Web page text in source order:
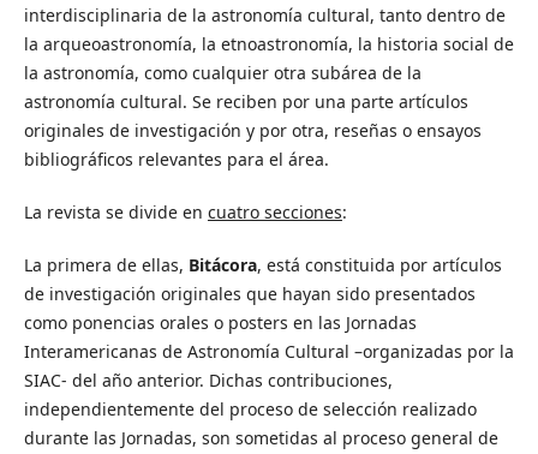
interdisciplinaria de la astronomía cultural, tanto dentro de
la arqueoastronomía, la etnoastronomía, la historia social de
la astronomía, como cualquier otra subárea de la
astronomía cultural. Se reciben por una parte artículos
originales de investigación y por otra, reseñas o ensayos
bibliográficos relevantes para el área.
La revista se divide en cuatro secciones:
La primera de ellas, Bitácora, está constituida por artículos
de investigación originales que hayan sido presentados
como ponencias orales o posters en las Jornadas
Interamericanas de Astronomía Cultural –organizadas por la
SIAC- del año anterior. Dichas contribuciones,
independientemente del proceso de selección realizado
durante las Jornadas, son sometidas al proceso general de